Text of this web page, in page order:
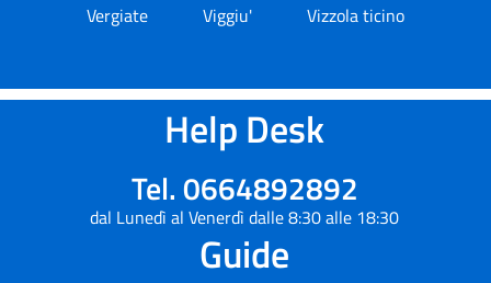
Vergiate
Viggiu' Vizzola ticino
Help Desk
Tel. 0664892892
dal Lunedì al Venerdì dalle 8:30 alle 18:30
Guide